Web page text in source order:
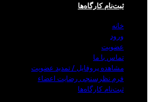
ثبت‌نام کارگاه‌ها
خانه
ورود
عضویت
تماس با ما
مشاهده پروفایل / تمدید عضویت
فرم نظر‌سنجی رضایت اعضاء
ثبت‌نام کارگاه‌ها